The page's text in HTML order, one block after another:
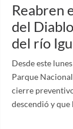
Reabren
del
del río
Desde este
Parque
cierre
descendió y que